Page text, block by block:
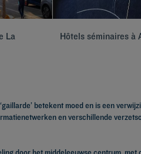
La
Hôtels séminaires à
betekent moed en is een
en verschillende